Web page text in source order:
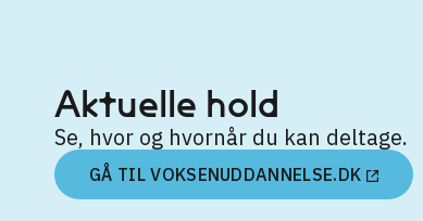
Aktuelle hold
Se, hvor og hvornår du kan deltage.
GÅ TIL VOKSENUDDANNELSE.DK